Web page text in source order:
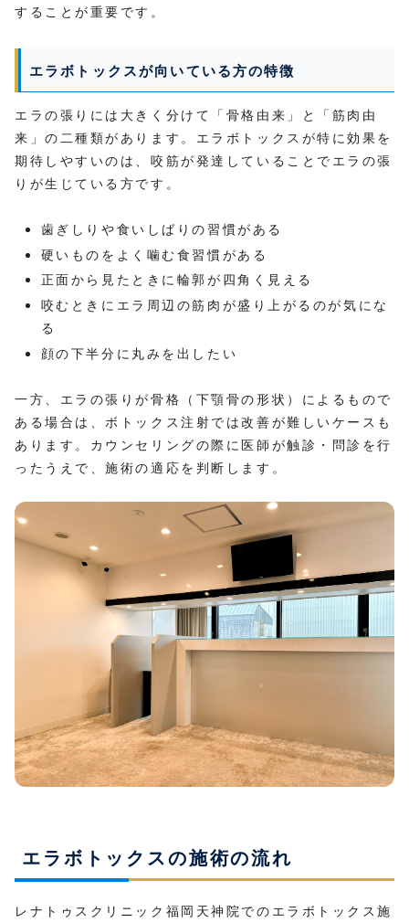
することが重要です。
エラボトックスが向いている方の特徴
エラの張りには大きく分けて「骨格由来」と「筋肉由
来」の二種類があります。エラボトックスが特に効果を
期待しやすいのは、咬筋が発達していることでエラの張
りが生じている方です。
歯ぎしりや食いしばりの習慣がある
硬いものをよく噛む食習慣がある
正面から見たときに輪郭が四角く見える
咬むときにエラ周辺の筋肉が盛り上がるのが気にな
る
顔の下半分に丸みを出したい
一方、エラの張りが骨格（下顎骨の形状）によるもので
ある場合は、ボトックス注射では改善が難しいケースも
あります。カウンセリングの際に医師が触診・問診を行
ったうえで、施術の適応を判断します。
エラボトックスの施術の流れ
レナトゥスクリニック福岡天神院でのエラボトックス施